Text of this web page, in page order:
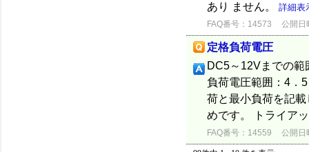
あり ません。 詳細表
FAQ番号：14573 公開日
定格負荷電圧
DC5～12Vまでの
負荷電圧範囲：4．
荷と最小負荷を記
めです。 トライア
FAQ番号：14559 公開日